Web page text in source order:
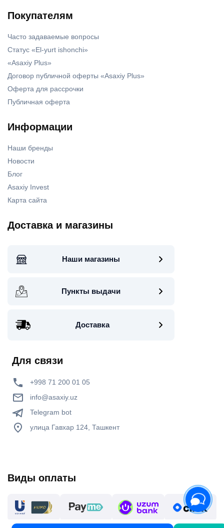
Покупателям
Часто задаваемые вопросы
Статус «El-yurt ishonchi»
«Asaxiy Plus»
Договор публичной оферты «Asaxiy Plus»
Оферта для рассрочки
Публичная оферта
Информации
Наши бренды
Новости
Блог
Asaxiy Invest
Карта сайта
Доставка и магазины
Наши магазины
Пункты выдачи
Доставка
Для связи
+998 71 200 01 05
info@asaxiy.uz
Telegram bot
улица Гавхар 124, Ташкент
Виды оплаты